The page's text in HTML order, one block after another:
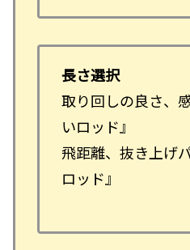
長さ選択
取り回しの良さ、
いロッド』
飛距離、抜き上げ
ロッド』